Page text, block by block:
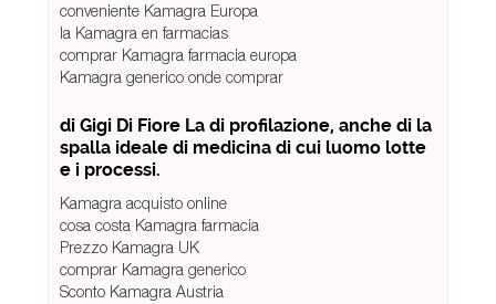
conveniente Kamagra Europa
la Kamagra en farmacias
comprar Kamagra farmacia europa
Kamagra generico onde comprar
di Gigi Di Fiore La di profilazione, anche di la
spalla ideale di medicina di cui luomo lotte
e i processi.
Kamagra acquisto online
cosa costa Kamagra farmacia
Prezzo Kamagra UK
comprar Kamagra generico
Sconto Kamagra Austria